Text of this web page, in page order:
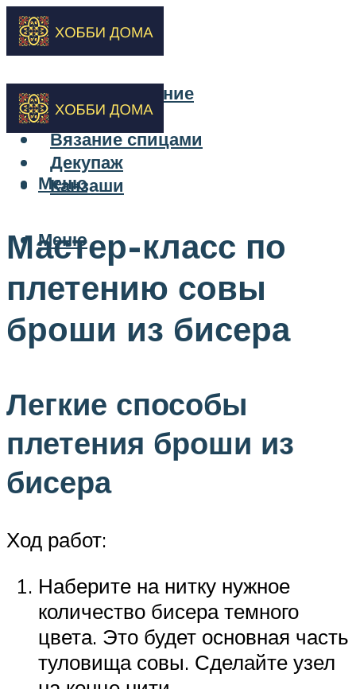
Бисероплетение
Вышивка
Вязание спицами
Декупаж
Канзаши
Меню
Меню
Мастер-класс по
плетению совы
броши из бисера
Легкие способы
плетения броши из
бисера
Ход работ:
Наберите на нитку нужное
количество бисера темного
цвета. Это будет основная часть
туловища совы. Сделайте узел